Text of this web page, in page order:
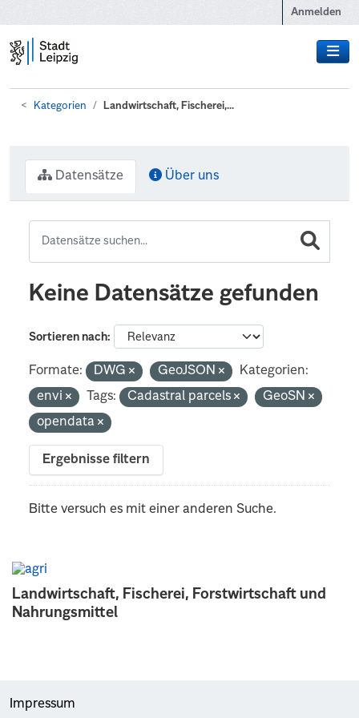
Anmelden
Kategorien Landwirtschaft, Fischerei,...
Landwirtschaft, Fischerei, Forstwirtschaft und
Nahrungsmittel
Datensätze Über uns
Keine Datensätze gefunden
Sortieren nach
Formate: DWG GeoJSON
Kategorien:
envi
Tags: Cadastral parcels
GeoSN
opendata
Ergebnisse filtern
Bitte versuch es mit einer anderen Suche.
Impressum